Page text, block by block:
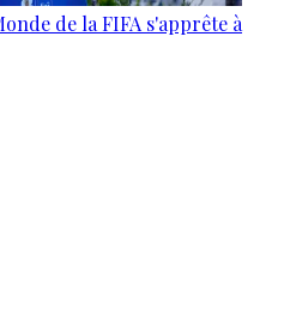
de la FIFA s'apprête à